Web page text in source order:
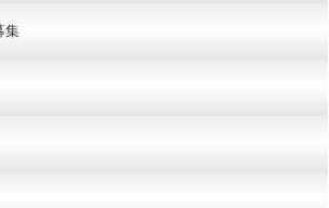
集